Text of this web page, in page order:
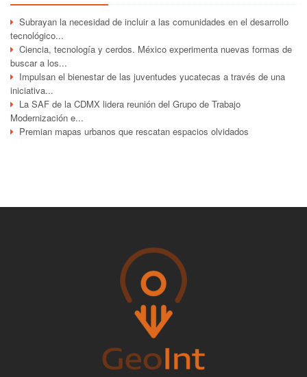
Subrayan la necesidad de incluir a las comunidades en el desarrollo
tecnológico...
Ciencia, tecnología y cerdos. México experimenta nuevas formas de
buscar a los...
Impulsan el bienestar de las juventudes yucatecas a través de una
iniciativa...
La SAF de la CDMX lidera reunión del Grupo de Trabajo
Modernización e...
Premian mapas urbanos que rescatan espacios olvidados